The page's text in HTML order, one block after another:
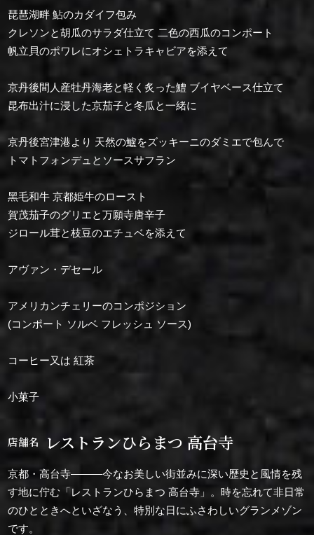
琵琶湖畔 鮎のカダイフ包み
クレソンと胡瓜のサラダ仕立て 二色の⻄⽠のコンポート
帆立貝のポワレにオシェトラキャビアを添えて
京丹後間人産牡丹海老と軽く炙った鱧 ブイヤベース仕立て
昆布出汁に浸した京茄子と冬瓜と一緒に
京丹後宮津港より 天然の鱸をズッキーニのダミエで包んで
トマトフォンデュとソースサフラン
⿊⽑和⽜ 京都姫牛のロースト
賀茂茄子のグリエと万願寺唐辛子
ジロール茸と枝豆のエチュベを添えて
アヴァン・デセール
アメリカンチェリーのコンポジション
(コンポート ソルベ フレッシュ ソース)
コーヒー又は 紅茶
小菓子
店舗名 レストランひらまつ 高台寺
京都・高台寺―――今なお美しい街並みに深い歴史と風情を残
す地に佇む「レストランひらまつ 高台寺」。時を忘れて非日常
のひとときへといざなう、特別な日にふさわしいグランメゾン
です。